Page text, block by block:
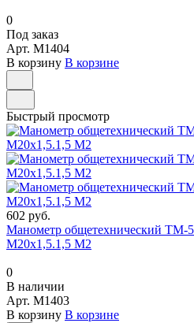
0
Под заказ
Арт. M1404
В корзину В корзине
Быстрый просмотр
602 руб.
Манометр общетехнический ТМ-
М20х1,5.1,5 М2
0
В наличии
Арт. M1403
В корзину В корзине